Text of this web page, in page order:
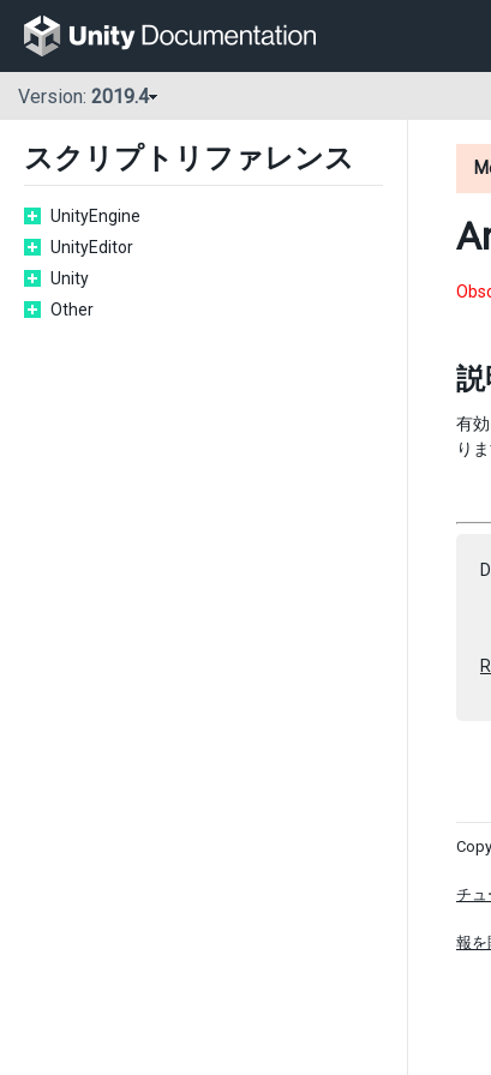
Version: 2019.4
スクリプトリファレンス
UnityEngine
UnityEditor
Unity
Other
説
有
りま
チュ
報を